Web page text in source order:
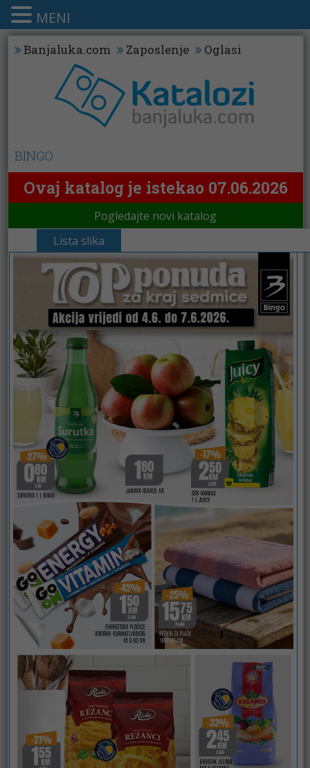
Banjaluka.com Zaposlenje Oglasi
BINGO
Ovaj katalog je istekao 07.06.2026
Pogledajte novi katalog
Lista slika
MENI